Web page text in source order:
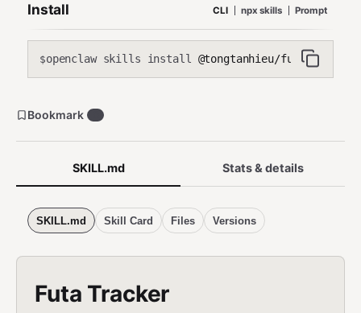
Install CLI npx skills Prompt
$openclaw skills install @tongtanhieu/futa-tracker
SKILL.md Stats & details
SKILL.md Skill Card Files Versions
Futa Tracker
Bookmark